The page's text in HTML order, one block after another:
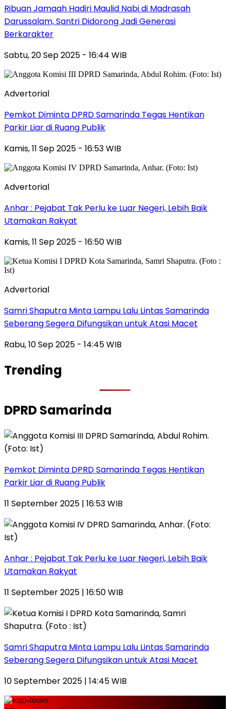
Ribuan Jamaah Hadiri Maulid Nabi di Madrasah
Darussalam, Santri Didorong Jadi Generasi
Berkarakter
Sabtu, 20 Sep 2025 - 16:44 WIB
Advertorial
Pemkot Diminta DPRD Samarinda Tegas Hentikan
Parkir Liar di Ruang Publik
Kamis, 11 Sep 2025 - 16:53 WIB
Advertorial
Anhar : Pejabat Tak Perlu ke Luar Negeri, Lebih Baik
Utamakan Rakyat
Kamis, 11 Sep 2025 - 16:50 WIB
Advertorial
Samri Shaputra Minta Lampu Lalu Lintas Samarinda
Seberang Segera Difungsikan untuk Atasi Macet
Rabu, 10 Sep 2025 - 14:45 WIB
Trending
DPRD Samarinda
Pemkot Diminta DPRD Samarinda Tegas Hentikan
Parkir Liar di Ruang Publik
11 September 2025 | 16:53 WIB
Anhar : Pejabat Tak Perlu ke Luar Negeri, Lebih Baik
Utamakan Rakyat
11 September 2025 | 16:50 WIB
Samri Shaputra Minta Lampu Lalu Lintas Samarinda
Seberang Segera Difungsikan untuk Atasi Macet
10 September 2025 | 14:45 WIB